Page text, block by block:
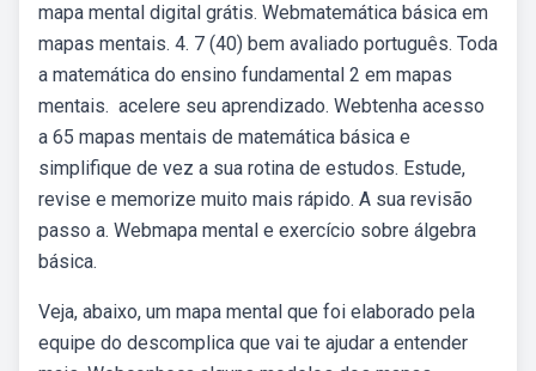
mapa mental digital grátis. Webmatemática básica em
mapas mentais. 4. 7 (40) bem avaliado português. Toda
a matemática do ensino fundamental 2 em mapas
mentais. ️ acelere seu aprendizado. Webtenha acesso
a 65 mapas mentais de matemática básica e
simplifique de vez a sua rotina de estudos. Estude,
revise e memorize muito mais rápido. A sua revisão
passo a. Webmapa mental e exercício sobre álgebra
básica.
Veja, abaixo, um mapa mental que foi elaborado pela
equipe do descomplica que vai te ajudar a entender